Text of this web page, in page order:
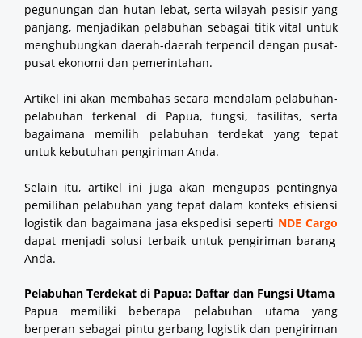
pegunungan dan hutan lebat, serta wilayah pesisir yang
panjang, menjadikan pelabuhan sebagai titik vital untuk
menghubungkan daerah-daerah terpencil dengan pusat-
pusat ekonomi dan pemerintahan.
Artikel ini akan membahas secara mendalam pelabuhan-
pelabuhan terkenal di Papua, fungsi, fasilitas, serta
bagaimana memilih pelabuhan terdekat yang tepat
untuk kebutuhan pengiriman Anda.
Selain itu, artikel ini juga akan mengupas pentingnya
pemilihan pelabuhan yang tepat dalam konteks efisiensi
logistik dan bagaimana jasa ekspedisi seperti NDE Cargo
dapat menjadi solusi terbaik untuk pengiriman barang
Anda.
Pelabuhan Terdekat di Papua: Daftar dan Fungsi Utama
Papua memiliki beberapa pelabuhan utama yang
berperan sebagai pintu gerbang logistik dan pengiriman